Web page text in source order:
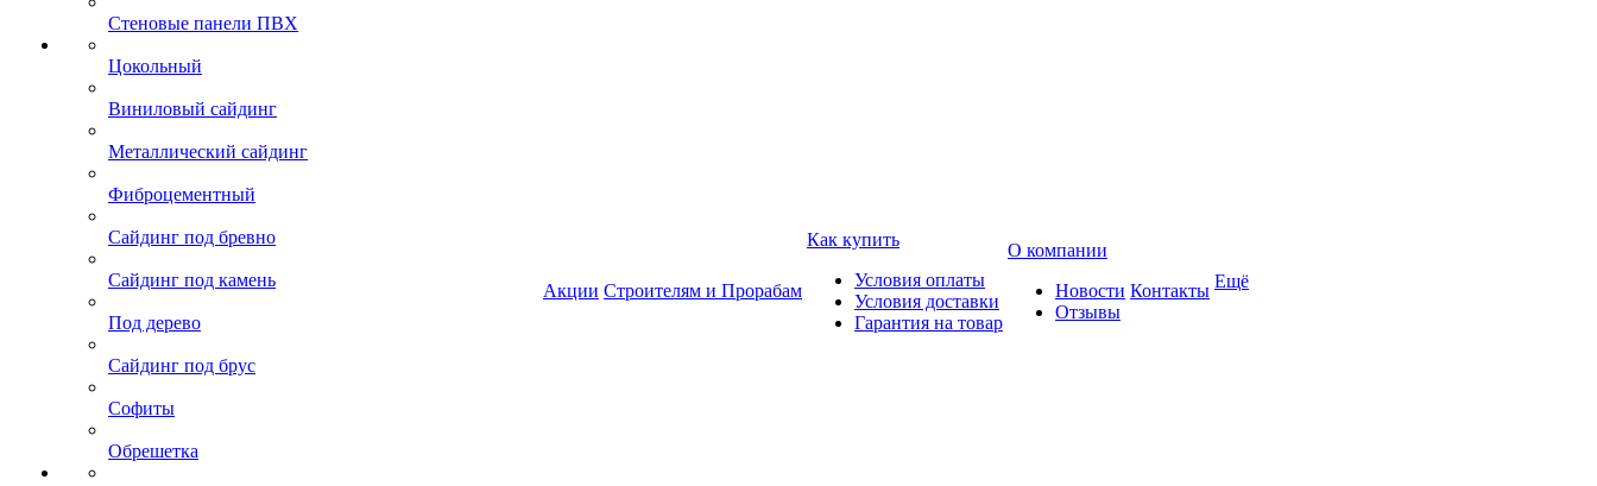
Стеновые панели ПВХ
Цокольный
Виниловый сайдинг
Металлический сайдинг
Фиброцементный
Сайдинг под бревно
Сайдинг под камень
Под дерево
Сайдинг под брус
Софиты
Обрешетка
Акции Строителям и Прорабам
Как купить
Условия оплаты
Условия доставки
Гарантия на товар
О компании
Новости
Отзывы
Контакты Ещё